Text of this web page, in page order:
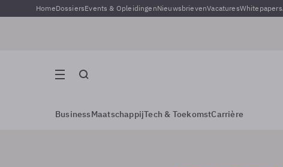
HomeDossiersEvents & OpleidingenNieuwsbrievenVacaturesWhitepapers
BusinessMaatschappijTech & ToekomstCarrière